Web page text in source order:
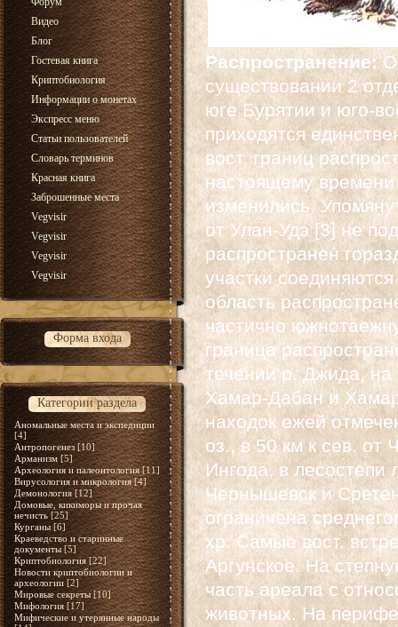
Видео
Блог
Гостевая книга
Криптобиология
Информации о монетах
Экспресс меню
Статьи пользователей
Словарь терминов
Красная книга
Заброшенные места
Vegvisir
Vegvisir
Vegvisir
Vegvisir
Форма входа
Категории раздела
Аномальные места и экспедиции
[4]
Антропогенез [10]
Арманизм [5]
Археология и палеонтология [11]
Вирусология и микрология [4]
Демонология [12]
Домовые, кикиморы и прочая
нечисть [25]
Курганы [6]
Краеведство и старинные
документы [5]
Криптобиология [22]
Новости криптобиологии и
археологии [2]
Мировые секреты [10]
Мифология [17]
Мифические и утерянные народы
Распространение:
существовании 2
юге Бурятии и юго-
приходятся
вост. границ
настоящему
изменились.
от Улан-Удэ [3] не
распространен
участки
область
частично
граница
течении р. Джида, на
Хамар-Дабан и
находок ежей
оз., в 50 км к сев. от
Ингода, в лесостепи
Чернышевск и
ограничена
хр. Самые вост.
Аргунское. На
часть ареала с
животных. На